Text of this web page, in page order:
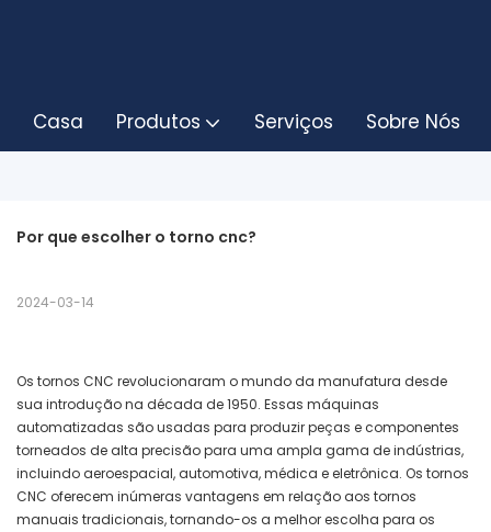
Casa Produtos Serviços Sobre Nós
Por que escolher o torno cnc?
2024-03-14
Os tornos CNC revolucionaram o mundo da manufatura desde
sua introdução na década de 1950. Essas máquinas
automatizadas são usadas para produzir peças e componentes
torneados de alta precisão para uma ampla gama de indústrias,
incluindo aeroespacial, automotiva, médica e eletrônica. Os tornos
CNC oferecem inúmeras vantagens em relação aos tornos
manuais tradicionais, tornando-os a melhor escolha para os